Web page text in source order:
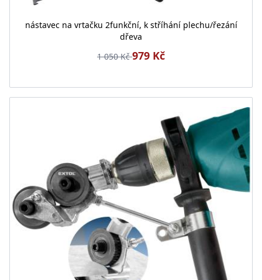
nástavec na vrtačku 2funkční, k stříhání plechu/řezání
dřeva
1 050 Kč979 Kč